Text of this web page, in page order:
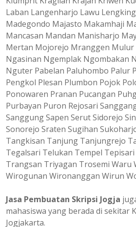
Laban Langenharjo Lawu
Madegondo Majasto Makamhaji
Mancasan Mandan Manisharjo
Mertan Mojorejo Mranggen Mulur
Ngasinan Ngemplak Ngombakan
Nguter Pabelan Paluhombo Palur
Pengkol Plesan Plumbon Pojok
Ponowaren Pranan Pucangan
Purbayan Puron Rejosari
Sanggung Sapen Serut Sidorejo
Sonorejo Sraten Sugihan
Tangkisan Tanjung Tanjungrejo
Tegalsari Telukan Tempel
Trangsan Triyagan Trosemi Waru
Wirogunan Wironanggan Wirun
Jasa Pembuatan Skripsi Jogja
mahasiswa yang berada di sekitar
Jogjakarta.